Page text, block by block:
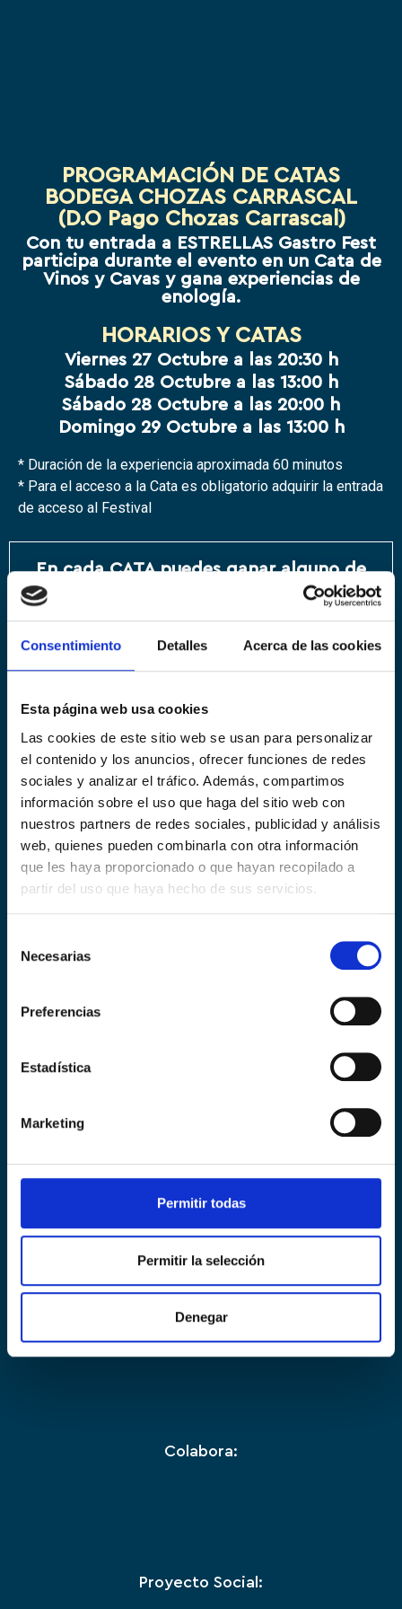
Consentimiento Detalles Acerca de las cookies
Esta página web usa cookies
Las cookies de este sitio web se usan para personalizar
el contenido y los anuncios, ofrecer funciones de redes
sociales y analizar el tráfico. Además, compartimos
información sobre el uso que haga del sitio web con
nuestros partners de redes sociales, publicidad y análisis
web, quienes pueden combinarla con otra información
que les haya proporcionado o que hayan recopilado a
partir del uso que haya hecho de sus servicios.
Necesarias
Preferencias
Estadística
Marketing
Permitir todas
Permitir la selección
Denegar
PROGRAMACIÓN DE CATAS
BODEGA CHOZAS CARRASCAL
(D.O Pago Chozas Carrascal)
Con tu entrada a ESTRELLAS Gastro Fest
participa durante el evento en un Cata de
Vinos y Cavas y gana experiencias de
enología.
HORARIOS Y CATAS
Viernes 27 Octubre a las 20:30 h
Sábado 28 Octubre a las 13:00 h
Sábado 28 Octubre a las 20:00 h
Domingo 29 Octubre a las 13:00 h
* Duración de la experiencia aproximada 60 minutos
* Para el acceso a la Cata es obligatorio adquirir la entrada
de acceso al Festival
En cada CATA puedes ganar alguno de
1 Experiencia Clásica en Chozas Carrascal.
La Experiencia Clásica incluye visita
cata de 4 vinos y nuestro aceite Mirall de
la Terra acompañado de un pequeño
aperitivo. Es necesaria la cita previa.
1 Pack de productos de enocosmética de
la marca Origen Cosmetics
¿CÓMO RESERVA MI CATA? INSCRIPCIÓN
GRATUÍTA con reserva previa escribiendo a
hola@estrellasgastrofest.com indicando
CATA CHOZAS CARRASCAL y el turno
Organiza:
Colabora:
Proyecto Social: